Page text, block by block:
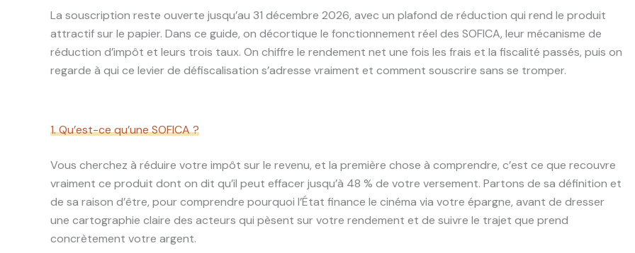
La souscription reste ouverte jusqu’au 31 décembre 2026, avec un plafond de réduction qui rend le produit
attractif sur le papier. Dans ce guide, on décortique le fonctionnement réel des SOFICA, leur mécanisme de
réduction d’impôt et leurs trois taux. On chiffre le rendement net une fois les frais et la fiscalité passés, puis on
regarde à qui ce levier de défiscalisation s’adresse vraiment et comment souscrire sans se tromper.
1. Qu’est-ce qu’une SOFICA ?
Vous cherchez à réduire votre impôt sur le revenu, et la première chose à comprendre, c’est ce que recouvre
vraiment ce produit dont on dit qu’il peut effacer jusqu’à 48 % de votre versement. Partons de sa définition et
de sa raison d’être, pour comprendre pourquoi l’État finance le cinéma via votre épargne, avant de dresser
une cartographie claire des acteurs qui pèsent sur votre rendement et de suivre le trajet que prend
concrètement votre argent.